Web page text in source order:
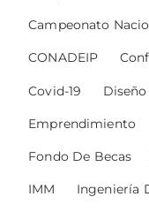
Campeonato
CONADEIP
Covid-19
Emprendimiento
Fondo De Becas
IMM Ingeniería